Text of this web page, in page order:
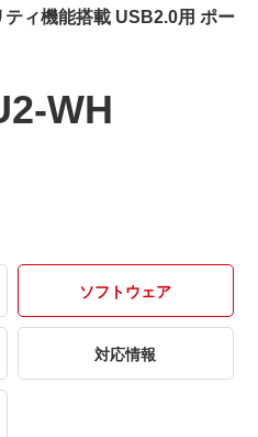
ィ機能搭載 USB2.0用 ポー
WH
ソフトウェア
対応情報